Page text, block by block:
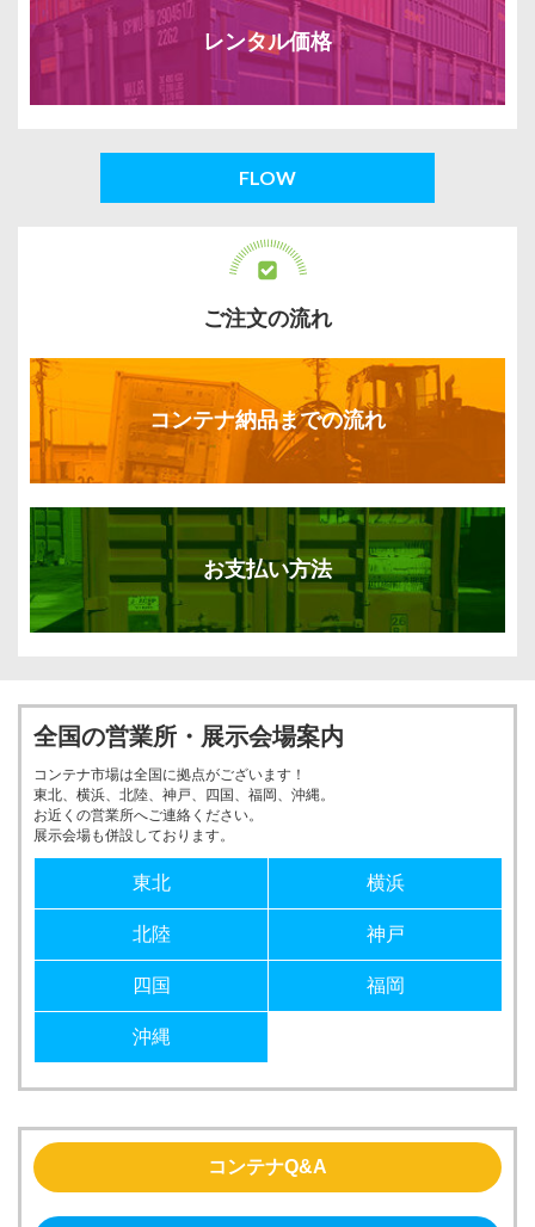
レンタル価格
FLOW
ご注文の流れ
コンテナ納品までの流れ
お支払い方法
全国の営業所・展示会場案内
コンテナ市場は全国に拠点がございます！
東北、横浜、北陸、神戸、四国、福岡、沖縄。
お近くの営業所へご連絡ください。
展示会場も併設しております。
東北 横浜
北陸 神戸
四国 福岡
沖縄
コンテナQ&A